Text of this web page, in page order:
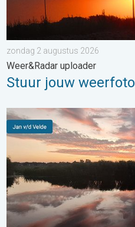
zondag 2 augustus 2026
Weer&Radar uploader
Stuur jouw
Stuur jouw weerfoto van de